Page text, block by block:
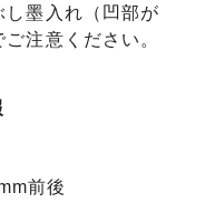
墨入れ（凹部が
注意ください。
前後